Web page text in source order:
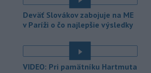
15:21 - Piatkový požiar v
bratislavskej rafinérii Slovnaft je
pod kontrolou.Príčina jeho vzniku
TASR to potvrdil hovorca rafinérie
Anton Molnár.
Deväť Slovákov zabojuje na ME
v Paríži o čo najlepšie výsledky
VIDEO: Pri pamätníku Hartmuta